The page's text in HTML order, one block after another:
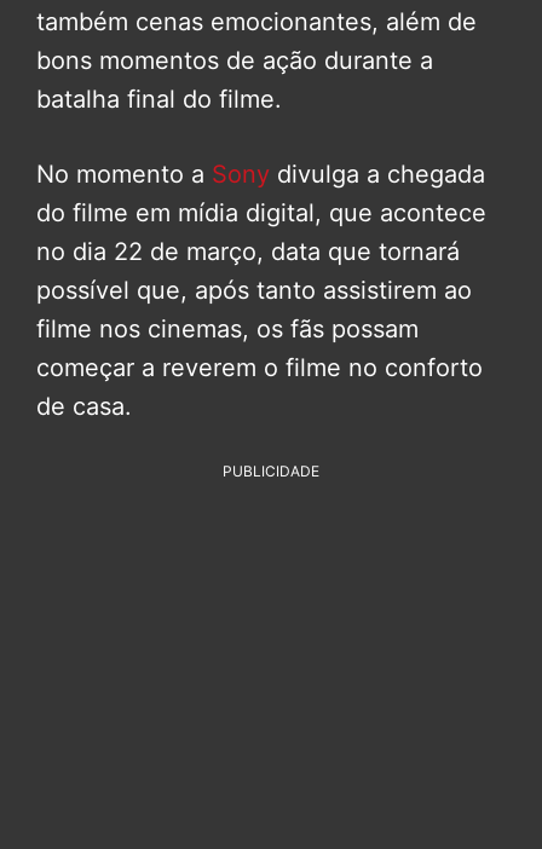
também cenas emocionantes, além de
bons momentos de ação durante a
batalha final do filme.
No momento a Sony divulga a chegada
do filme em mídia digital, que acontece
no dia 22 de março, data que tornará
possível que, após tanto assistirem ao
filme nos cinemas, os fãs possam
começar a reverem o filme no conforto
de casa.
PUBLICIDADE